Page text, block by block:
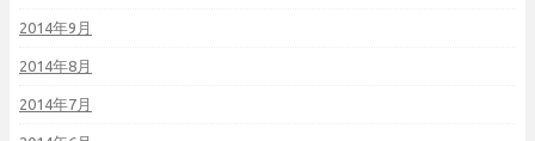
2014年9月
2014年8月
2014年7月